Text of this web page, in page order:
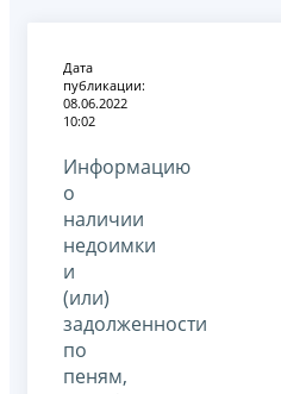
Дата
публикации:
08.06.2022
10:02
Информацию
о
наличии
недоимки
и
(или)
задолженности
по
пеням,